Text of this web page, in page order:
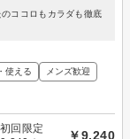
ココロもカラダも徹底
使える メンズ歓迎
回限定
￥9,240